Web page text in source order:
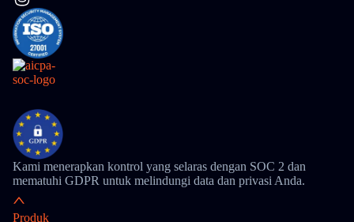
Kami menerapkan kontrol yang selaras dengan SOC 2 dan
mematuhi GDPR untuk melindungi data dan privasi Anda.
Produk